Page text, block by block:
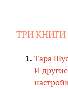
ТРИ
Тара
И